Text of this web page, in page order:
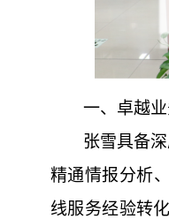
一、卓越
张雪具备
精通情报分析
线服务经验转